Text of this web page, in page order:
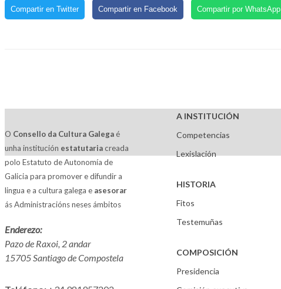
Compartir en Twitter Compartir en Facebook Compartir por WhatsApp
O Consello da Cultura Galega é
unha institución estatutariacreada
polo Estatuto de Autonomía de
Galicia para promover e difundir a
lingua e a cultura galega e asesorar
ás Administracións neses ámbitos
Enderezo:
Pazo de Raxoi, 2 andar
15705 Santiago de Compostela
A INSTITUCIÓN
Competencias
Lexislación
HISTORIA
Fitos
Testemuñas
COMPOSICIÓN
Presidencia